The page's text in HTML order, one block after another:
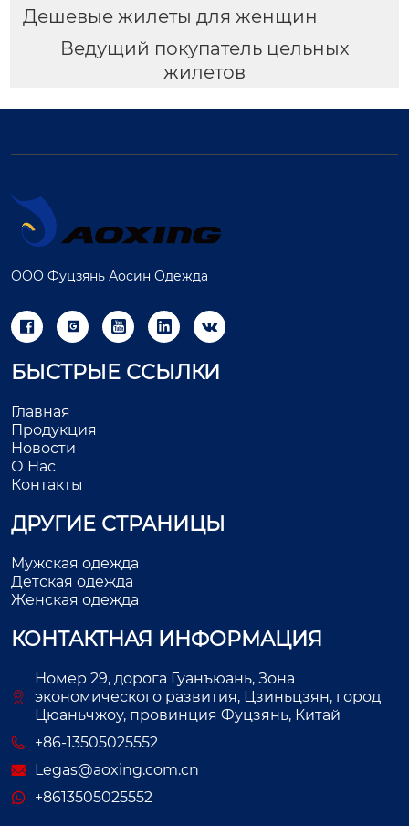
Дешевые жилеты для женщин
Ведущий покупатель цельных
жилетов
ООО Фуцзянь Аосин Одежда
    
БЫСТРЫЕ ССЫЛКИ
Главная
Продукция
Новости
О Нас
Контакты
ДРУГИЕ СТРАНИЦЫ
Мужская одежда
Детская одежда
Женская одежда
КОНТАКТНАЯ ИНФОРМАЦИЯ
Номер 29, дорога Гуанъюань, Зона
экономического развития, Цзиньцзян, город
Цюаньчжоу, провинция Фуцзянь, Китай
+86-13505025552
Legas@aoxing.com.cn
+8613505025552